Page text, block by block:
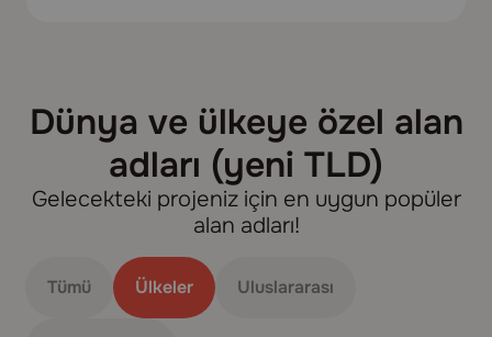
Dünya ve ülkeye özel alan
adları (yeni TLD)
Gelecekteki projeniz için en uygun popüler
alan adları!
Tümü Ülkeler Uluslararası